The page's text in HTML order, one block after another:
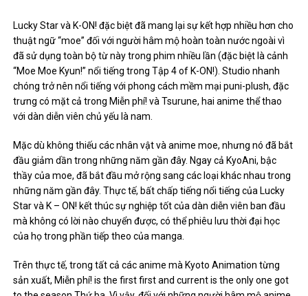
Lucky Star và K-ON! đặc biệt đã mang lại sự kết hợp nhiều hơn cho
thuật ngữ “moe” đối với người hâm mộ hoàn toàn nước ngoài vì
đã sử dụng toàn bộ từ này trong phim nhiều lần (đặc biệt là cảnh
“Moe Moe Kyun!” nổi tiếng trong Tập 4 of K-ON!). Studio nhanh
chóng trở nên nổi tiếng với phong cách mềm mại puni-plush, đặc
trưng có mặt cả trong Miễn phí! và Tsurune, hai anime thể thao
với dàn diễn viên chủ yếu là nam.
Mặc dù không thiếu các nhân vật và anime moe, nhưng nó đã bắt
đầu giảm dần trong những năm gần đây. Ngay cả KyoAni, bậc
thầy của moe, đã bắt đầu mở rộng sang các loại khác nhau trong
những năm gần đây. Thực tế, bất chấp tiếng nổi tiếng của Lucky
Star và K – ON! kết thúc sự nghiệp tốt của dàn diễn viên ban đầu
mà không có lời nào chuyển được, có thể phiêu lưu thời đại học
của họ trong phần tiếp theo của manga.
Trên thực tế, trong tất cả các anime mà Kyoto Animation từng
sản xuất, Miễn phí! is the first first and current is the only one got